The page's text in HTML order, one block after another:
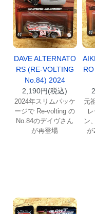
DAVE ALTERNATO
RS (RE-VOLTING
No.84) 2024
2,190円(税込)
2024年スリムパッケ
ージで Re-volting の
No.84のデイヴさん
が再登場
元
ン
が